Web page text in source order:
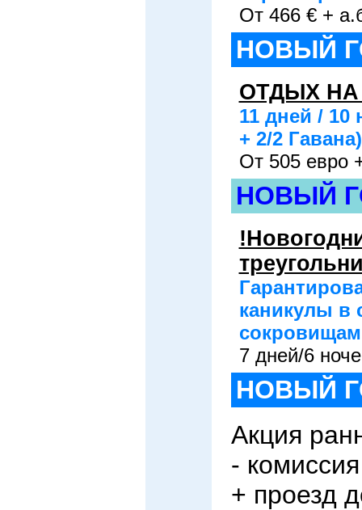
От 466 € +
НОВЫЙ
ОТДЫХ
11 дней /
+ 2/2
От 505 евро
НОВЫЙ
каникулы в
7 дней/6
НОВЫЙ
Акция
-
+ проезд